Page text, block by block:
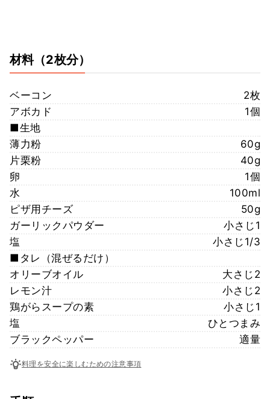
材料（2枚分）
ベーコン
2枚
アボカド
1個
■生地
薄力粉
60g
片栗粉
40g
卵
1個
水
100ml
ピザ用チーズ
50g
ガーリックパウダー
小さじ1
塩
小さじ1/3
■タレ（混ぜるだけ）
オリーブオイル
大さじ2
レモン汁
小さじ2
鶏がらスープの素
小さじ1
塩
ひとつまみ
ブラックペッパー
適量
料理を安全に楽しむための注意事項